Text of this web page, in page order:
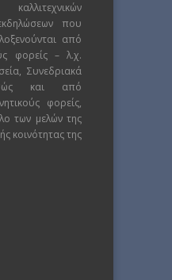
που
από
φορείς – λ.χ.
Συνεδριακά
και από
φορείς,
των μελών της
κοινότητας της